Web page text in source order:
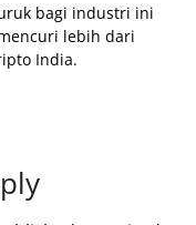
bagi industri ini
lebih dari
India.